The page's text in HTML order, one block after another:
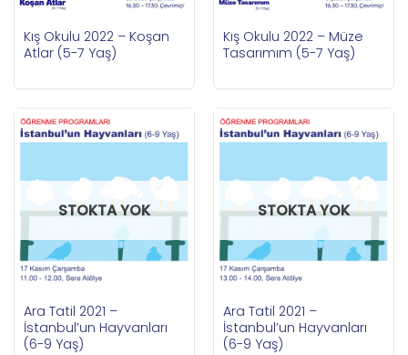
Kış Okulu 2022 – Koşan
Atlar (5-7 Yaş)
Kış Okulu 2022 – Müze
Tasarımım (5-7 Yaş)
STOKTA YOK
Ara Tatil 2021 –
İstanbul’un Hayvanları
(6-9 Yaş)
STOKTA YOK
Ara Tatil 2021 –
İstanbul’un Hayvanları
(6-9 Yaş)